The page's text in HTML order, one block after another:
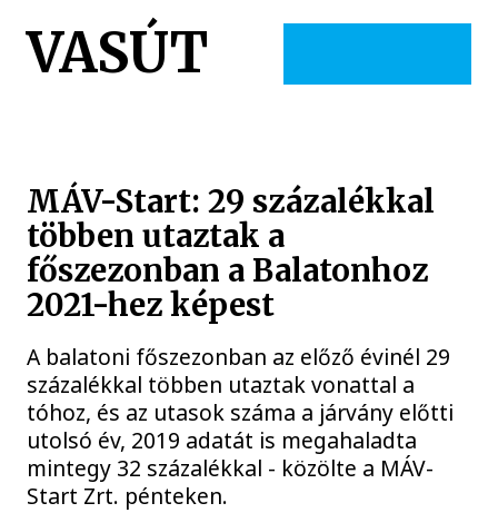
VASÚT
MÁV-Start: 29 százalékkal
többen utaztak a
főszezonban a Balatonhoz
2021-hez képest
A balatoni főszezonban az előző évinél 29
százalékkal többen utaztak vonattal a
tóhoz, és az utasok száma a járvány előtti
utolsó év, 2019 adatát is megahaladta
mintegy 32 százalékkal - közölte a MÁV-
Start Zrt. pénteken.